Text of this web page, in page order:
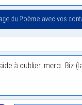
du Poème avec vos
à oublier. merci. Biz